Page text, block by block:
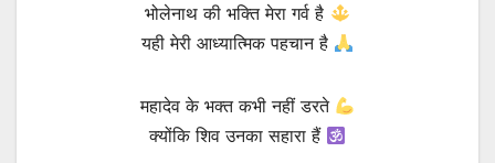
भोलेनाथ की भक्ति मेरा गर्व है
यही मेरी आध्यात्मिक पहचान है
महादेव के भक्त कभी नहीं डरते
क्योंकि शिव उनका सहारा हैं